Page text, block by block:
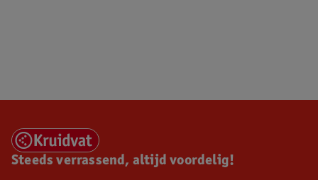
Steeds verrassend, altijd voordelig!